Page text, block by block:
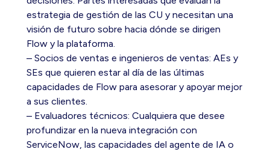
estrategia de gestión de las CU y necesitan una
visión de futuro sobre hacia dónde se dirigen
Flow y la plataforma.
– Socios de ventas e ingenieros de ventas: AEs y
SEs que quieren estar al día de las últimas
capacidades de Flow para asesorar y apoyar mejor
a sus clientes.
– Evaluadores técnicos: Cualquiera que desee
profundizar en la nueva integración con
ServiceNow, las capacidades del agente de IA o